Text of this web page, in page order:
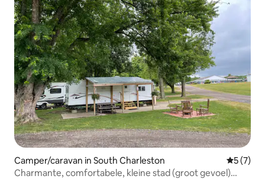
Camper/caravan in South Charleston
5 (7)
Charmante, comfortabele, kleine stad (groot gevoel)